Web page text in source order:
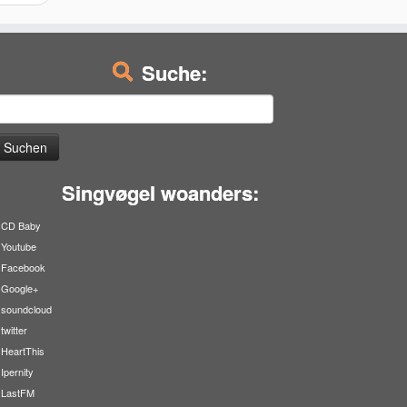
Suche:
Singvøgel woanders:
CD Baby
Youtube
Facebook
Google+
soundcloud
twitter
HeartThis
Ipernity
LastFM